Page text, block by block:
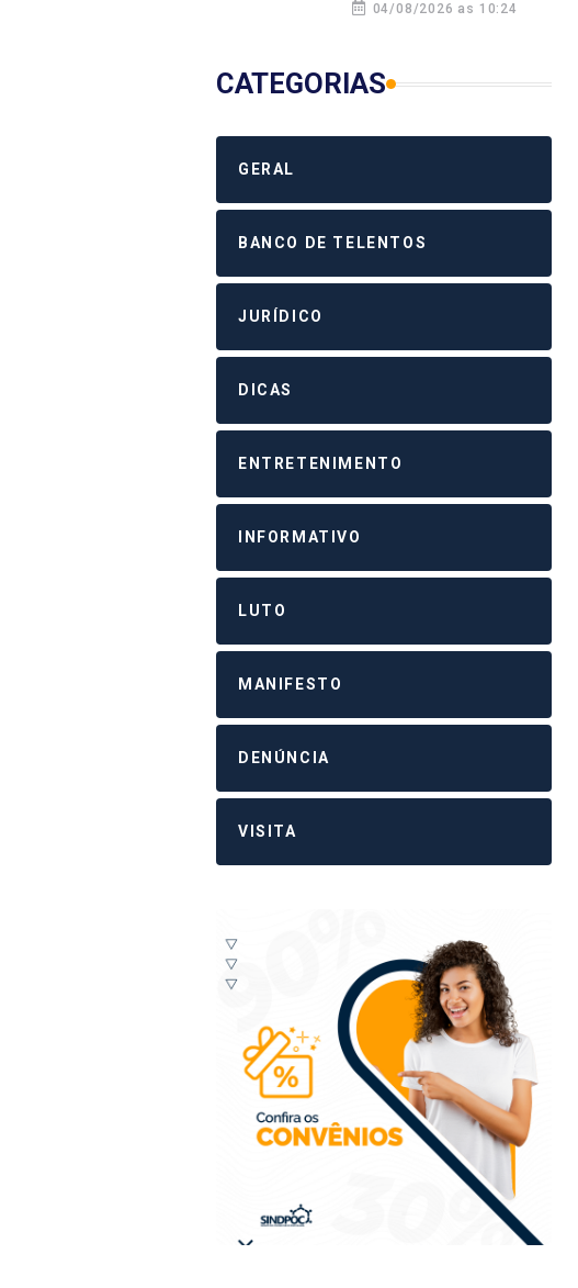
04/08/2026 as 10:24
CATEGORIAS
GERAL
BANCO DE TELENTOS
JURÍDICO
DICAS
ENTRETENIMENTO
INFORMATIVO
LUTO
MANIFESTO
DENÚNCIA
VISITA